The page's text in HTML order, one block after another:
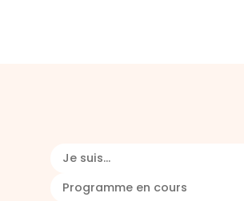
Je suis...
Programme en cours